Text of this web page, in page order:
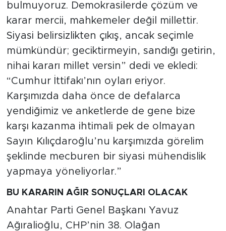
bulmuyoruz. Demokrasilerde çözüm ve
karar mercii, mahkemeler değil millettir.
Siyasi belirsizlikten çıkış, ancak seçimle
mümkündür; geciktirmeyin, sandığı getirin,
nihai kararı millet versin” dedi ve ekledi:
“Cumhur İttifakı’nın oyları eriyor.
Karşımızda daha önce de defalarca
yendiğimiz ve anketlerde de gene bize
karşı kazanma ihtimali pek de olmayan
Sayın Kılıçdaroğlu’nu karşımızda görelim
şeklinde mecburen bir siyasi mühendislik
yapmaya yöneliyorlar.”
BU KARARIN AĞIR SONUÇLARI OLACAK
Anahtar Parti Genel Başkanı Yavuz
Ağıralioğlu, CHP’nin 38. Olağan